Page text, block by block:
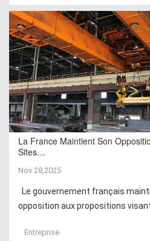
La France Maintient Son
Sites…
Nov 28,2025
Le gouvernement français
opposition aux propositions
Entreprise